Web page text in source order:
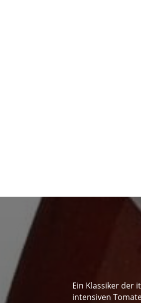
Ein Klassiker der
intensiven